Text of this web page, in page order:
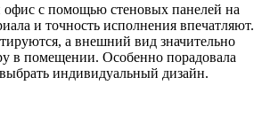
с помощью стеновых панелей на
и точность исполнения впечатляют.
а внешний вид значительно
в помещении. Особенно порадовала
индивидуальный дизайн.